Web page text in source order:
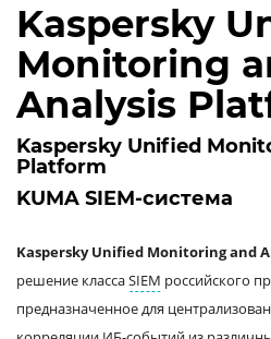
Kaspersky
Monitoring
Analysis
Kaspersky Unified
Platform
KUMA SIEM-система
Kaspersky Unified Monitoring and
решение классаSIEM российского
предназначенное для